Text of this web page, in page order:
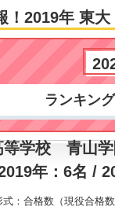
！2019年 東
ランキン
等学校 青山学
年：6名 /
：合格数（現役合格数